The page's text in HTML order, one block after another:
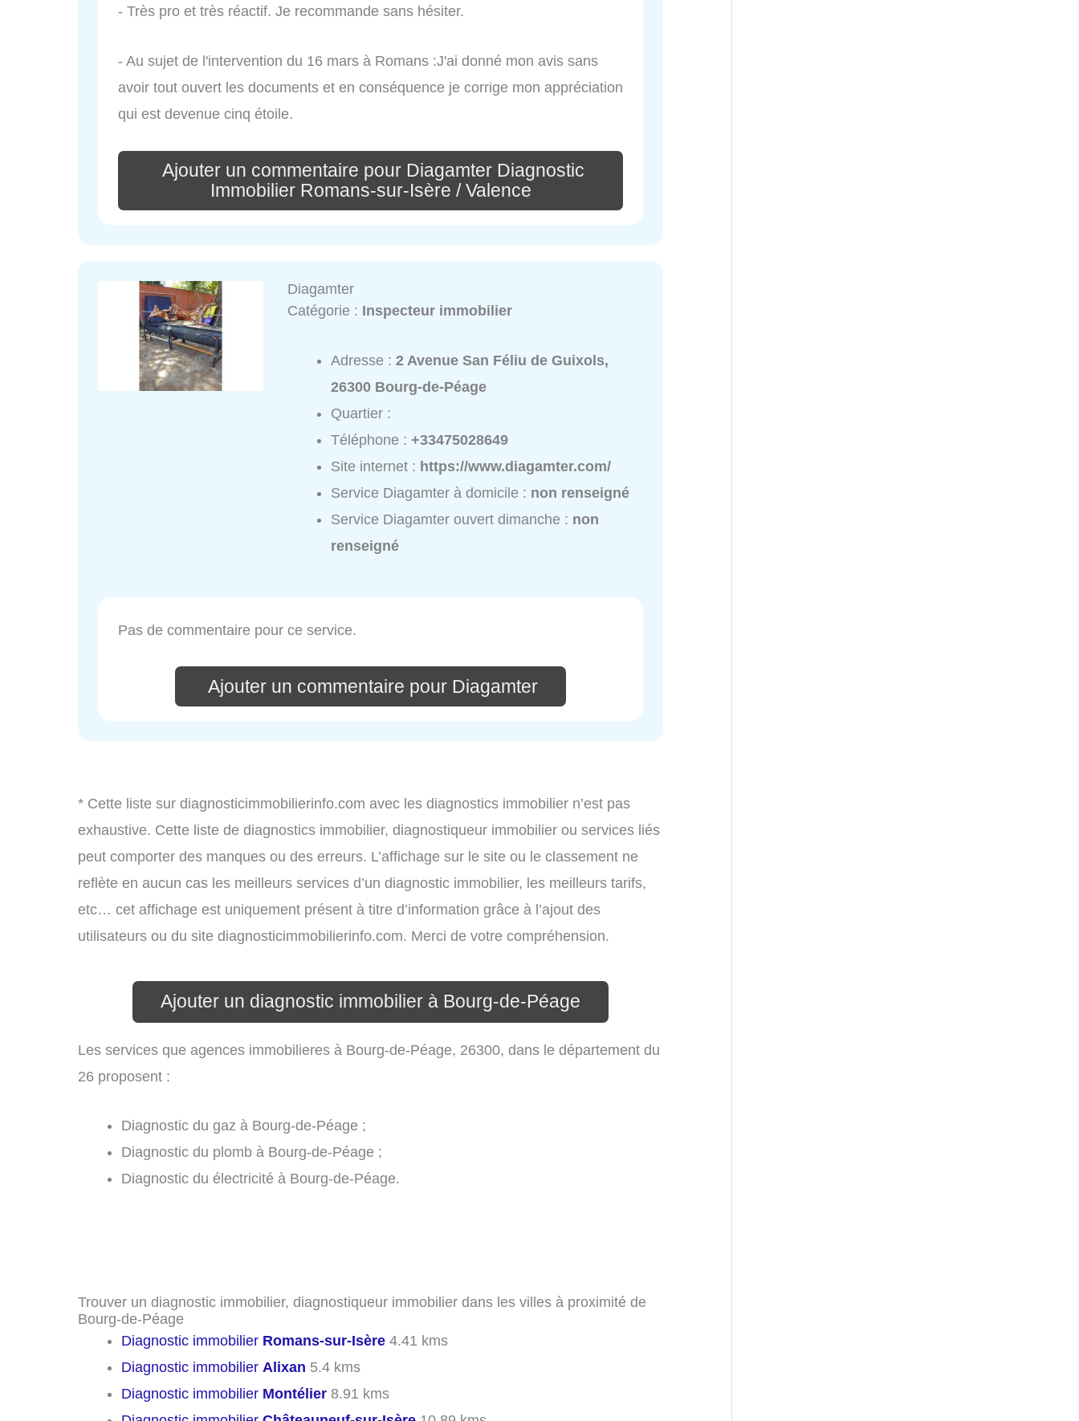
- Très pro et très réactif. Je recommande sans hésiter.
- Au sujet de l'intervention du 16 mars à Romans :J'ai donné mon avis sans
avoir tout ouvert les documents et en conséquence je corrige mon appréciation
qui est devenue cinq étoile.
Ajouter un commentaire pour Diagamter Diagnostic
Immobilier Romans-sur-Isère / Valence
Diagamter
Catégorie : Inspecteur immobilier
Adresse :2 Avenue San Féliu de Guixols,
26300 Bourg-de-Péage
Quartier :
Téléphone :+33475028649
Site internet : https://www.diagamter.com/
Service Diagamter à domicile : non renseigné
Service Diagamter ouvert dimanche : non
renseigné
Pas de commentaire pour ce service.
Ajouter un commentaire pour Diagamter
* Cette liste sur diagnosticimmobilierinfo.com avec les diagnostics immobilier n’est pas
exhaustive. Cette liste de diagnostics immobilier, diagnostiqueur immobilier ou services liés
peut comporter des manques ou des erreurs. L’affichage sur le site ou le classement ne
reflète en aucun cas les meilleurs services d’un diagnostic immobilier, les meilleurs tarifs,
etc… cet affichage est uniquement présent à titre d’information grâce à l’ajout des
utilisateurs ou du site diagnosticimmobilierinfo.com. Merci de votre compréhension.
Ajouter un diagnostic immobilier à Bourg-de-Péage
Les services que agences immobilieres à Bourg-de-Péage, 26300, dans le département du
26 proposent :
Diagnostic du gaz à Bourg-de-Péage ;
Diagnostic du plomb à Bourg-de-Péage ;
Diagnostic du électricité à Bourg-de-Péage.
Trouver un diagnostic immobilier, diagnostiqueur immobilier dans les villes à proximité de
Bourg-de-Péage
Diagnostic immobilier Romans-sur-Isère 4.41 kms
Diagnostic immobilier Alixan 5.4 kms
Diagnostic immobilier Montélier 8.91 kms